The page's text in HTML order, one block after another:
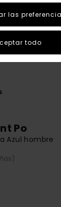
Po
Azul hombre
las
todo